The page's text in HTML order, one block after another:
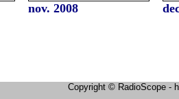
nov. 2008
Copyright © RadioScope -